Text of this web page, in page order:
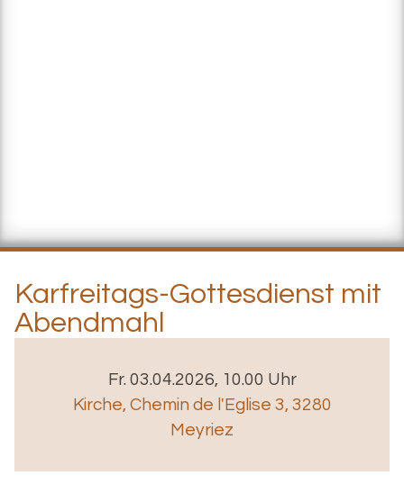
Karfreitags-Gottesdienst mit
Abendmahl
Fr. 03.04.2026, 10.00 Uhr
Kirche, Chemin de l'Eglise 3, 3280
Meyriez